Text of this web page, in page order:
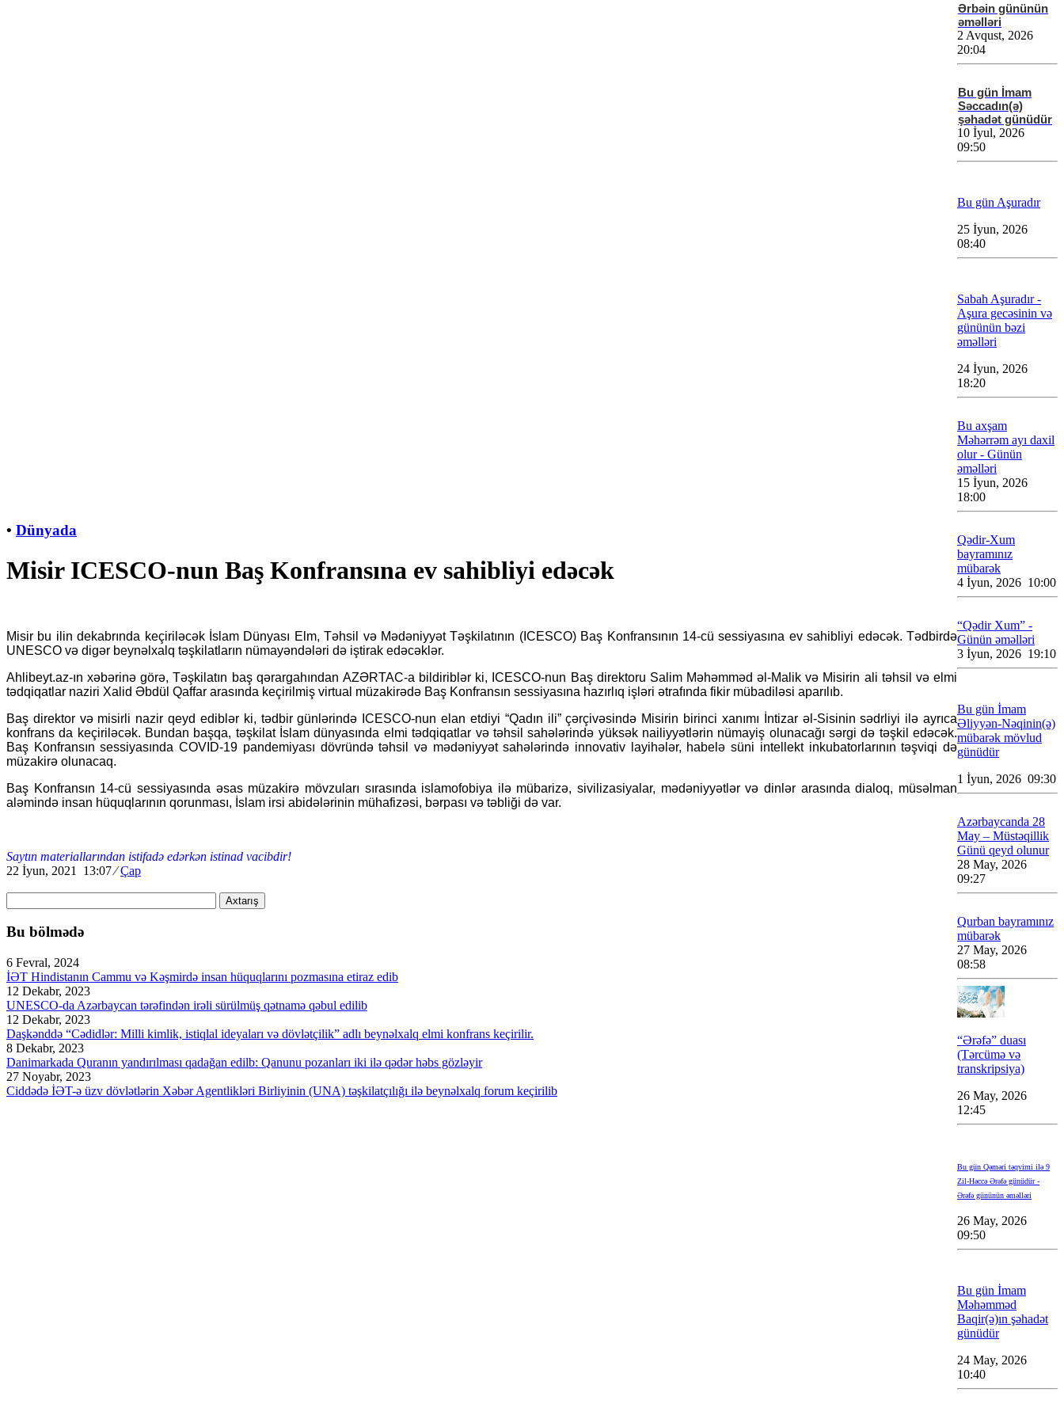
• Dünyada
Misir ICESCO-nun Baş Konfransına ev sahibliyi edəcək
Misir bu ilin dekabrında keçiriləcək İslam Dünyası Elm, Təhsil və Mədəniyyət Təşkilatının (ICESCO) Baş Konfransının 14-cü sessiyasına ev sahibliyi edəcək. Tədbirdə
UNESCO və digər beynəlxalq təşkilatların nümayəndələri də iştirak edəcəklər.
Ahlibeyt.az-ın xəbərinə görə, Təşkilatın baş qərargahından AZƏRTAC-a bildiriblər ki, ICESCO-nun Baş direktoru Salim Məhəmməd əl-Malik və Misirin ali təhsil və elmi
tədqiqatlar naziri Xalid Əbdül Qaffar arasında keçirilmiş virtual müzakirədə Baş Konfransın sessiyasına hazırlıq işləri ətrafında fikir mübadiləsi aparılıb.
Baş direktor və misirli nazir qeyd ediblər ki, tədbir günlərində ICESCO-nun elan etdiyi “Qadın ili” çərçivəsində Misirin birinci xanımı İntizar əl-Sisinin sədrliyi ilə ayrıca
konfrans da keçiriləcək. Bundan başqa, təşkilat İslam dünyasında elmi tədqiqatlar və təhsil sahələrində yüksək nailiyyətlərin nümayiş olunacağı sərgi də təşkil edəcək.
Baş Konfransın sessiyasında COVID-19 pandemiyası dövründə təhsil və mədəniyyət sahələrində innovativ layihələr, habelə süni intellekt inkubatorlarının təşviqi də
müzakirə olunacaq.
Baş Konfransın 14-cü sessiyasında əsas müzakirə mövzuları sırasında islamofobiya ilə mübarizə, sivilizasiyalar, mədəniyyətlər və dinlər arasında dialoq, müsəlman
aləmində insan hüquqlarının qorunması, İslam irsi abidələrinin mühafizəsi, bərpası və təbliği də var.
Saytın materiallarından istifadə edərkən istinad vacibdir!
22 İyun, 2021 13:07⁄ Çap
Axtarış
Bu bölmədə
6 Fevral, 2024
İƏT Hindistanın Cammu və Kəşmirdə insan hüquqlarını pozmasına etiraz edib
12 Dekabr, 2023
UNESCO-da Azərbaycan tərəfindən irəli sürülmüş qətnamə qəbul edilib
12 Dekabr, 2023
Daşkənddə “Cədidlər: Milli kimlik, istiqlal ideyaları və dövlətçilik” adlı beynəlxalq elmi konfrans keçirilir.
8 Dekabr, 2023
Danimarkada Quranın yandırılması qadağan edilb: Qanunu pozanları iki ilə qədər həbs gözləyir
27 Noyabr, 2023
Ciddədə İƏT-ə üzv dövlətlərin Xəbər Agentlikləri Birliyinin (UNA) təşkilatçılığı ilə beynəlxalq forum keçirilib
Ərbəin gününün
əməlləri
2 Avqust, 2026
20:04
Bu gün İmam
Səccadın(ə)
şəhadət günüdür
10 İyul, 2026
09:50
Bu gün Aşuradır
25 İyun, 2026
08:40
Sabah Aşuradır -
Aşura gecəsinin və
gününün bəzi
əməlləri
24 İyun, 2026
18:20
Bu axşam
Məhərrəm ayı daxil
olur - Günün
əməlləri
15 İyun, 2026
18:00
Qədir-Xum
bayramınız
mübarək
4 İyun, 2026 10:00
“Qədir Xum” -
Günün əməlləri
3 İyun, 2026 19:10
Bu gün İmam
Əliyyən-Nəqinin(ə)
mübarək mövlud
günüdür
1 İyun, 2026 09:30
Azərbaycanda 28
May – Müstəqillik
Günü qeyd olunur
28 May, 2026
09:27
Qurban bayramınız
mübarək
27 May, 2026
08:58
“Ərəfə” duası
(Tərcümə və
transkripsiya)
26 May, 2026
12:45
Bu gün Qəməri təqvimi ilə 9
Zil-Həccə Ərəfə günüdür -
Ərəfə gününün əməlləri
26 May, 2026
09:50
Bu gün İmam
Məhəmməd
Baqir(ə)ın şəhadət
günüdür
24 May, 2026
10:40